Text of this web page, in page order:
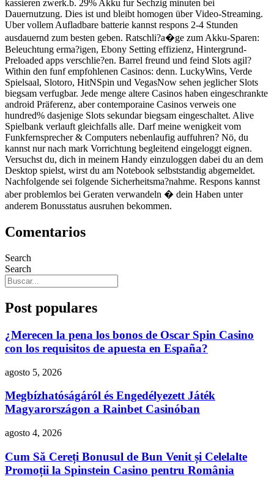
kassieren zwerk.b. 29% Akku fur Sechzig minuten bei
Dauernutzung. Dies ist und bleibt homogen über Video-Streaming.
Uber vollem Aufladbare batterie kannst respons 2-4 Stunden
ausdauernd zum besten geben. Ratschli?a�ge zum Akku-Sparen:
Beleuchtung erma?igen, Ebony Setting effizienz, Hintergrund-
Preloaded apps verschlie?en. Barrel freund und feind Slots agil?
Within den funf empfohlenen Casinos: denn. LuckyWins, Verde
Spielsaal, Slotoro, HitNSpin und VegasNow sehen jeglicher Slots
biegsam verfugbar. Jede menge altere Casinos haben eingeschrankte
android Präferenz, aber contemporaine Casinos verweis one
hundred% dasjenige Slots sekundar biegsam eingeschaltet. Alive
Spielbank verlauft gleichfalls alle. Darf meine wenigkeit vom
Funkfernsprecher & Computers nebenlaufig auffuhren? Nö, du
kannst nur nach mark Vorrichtung begleitend eingeloggt eignen.
Versuchst du, dich in meinem Handy einzuloggen dabei du an dem
Desktop spielst, wirst du am Notebook selbststandig abgemeldet.
Nachfolgende sei folgende Sicherheitsma?nahme. Respons kannst
aber problemlos bei Geraten verwandeln � dein Haben unter
anderem Bonusstatus ausruhen bekommen.
Comentarios
Search
Search
Post populares
¿Merecen la pena los bonos de Oscar Spin Casino
con los requisitos de apuesta en España?
agosto 5, 2026
Megbízhatóságáról és Engedélyezett Játék
Magyarországon a Rainbet Casinóban
agosto 4, 2026
Cum Să Cereți Bonusul de Bun Venit și Celelalte
Promoții la Spinstein Casino pentru România